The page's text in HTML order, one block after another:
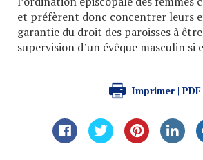
et préfèrent donc concentrer leurs
garantie du droit des paroisses à
supervision d’un évêque masculin si
Imprimer | PDF